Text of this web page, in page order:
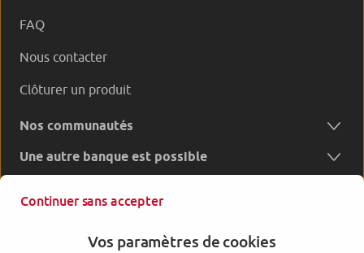
FAQ
Nous contacter
Clôturer un produit
Nos communautés
Une autre banque est possible
Continuer sans accepter
Vos paramètres de cookies